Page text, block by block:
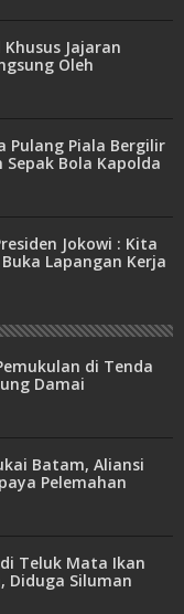
Jajaran
Oleh
Pulang Piala Bergilir
Bola Kapolda
Jokowi : Kita
Lapangan Kerja
di Tenda
Damai
Batam, Aliansi
Pelemahan
Teluk Mata Ikan
Diduga Siluman